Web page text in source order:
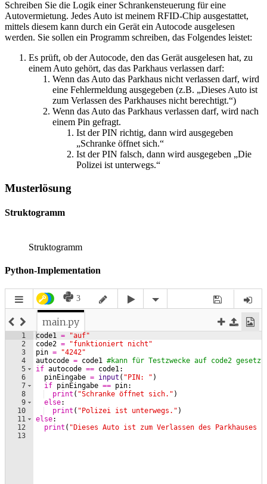
Schreiben Sie die Logik einer Schrankensteuerung für eine
Autovermietung. Jedes Auto ist meinem RFID-Chip ausgestattet,
mittels diesem kann durch ein Gerät ein Autocode ausgelesen
werden. Sie sollen ein Programm schreiben, das Folgendes leistet:
Es prüft, ob der Autocode, den das Gerät ausgelesen hat, zu
einem Auto gehört, das das Parkhaus verlassen darf:
Wenn das Auto das Parkhaus nicht verlassen darf, wird
eine Fehlermeldung ausgegeben (z.B. „Dieses Auto ist
zum Verlassen des Parkhauses nicht berechtigt.“)
Wenn das Auto das Parkhaus verlassen darf, wird nach
einem Pin gefragt.
Ist der PIN richtig, dann wird ausgegeben
„Schranke öffnet sich.“
Ist der PIN falsch, dann wird ausgegeben „Die
Polizei ist unterwegs.“
Musterlösung
Struktogramm
Struktogramm
Python-Implementation